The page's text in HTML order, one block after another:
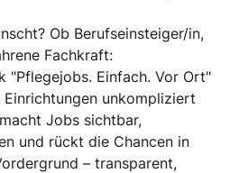
Ob Berufseinsteiger/in,
Fachkraft:
"Pflegejobs. Einfach. Vor Ort"
unkompliziert
Jobs sichtbar,
und rückt die Chancen in
– transparent,